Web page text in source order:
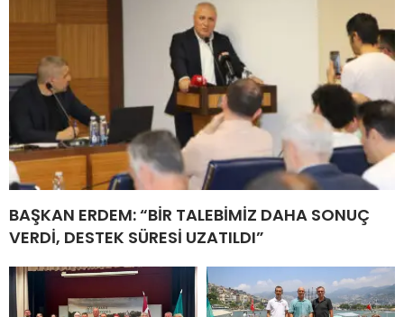
BAŞKAN ERDEM: “BİR TALEBİMİZ DAHA SONUÇ
VERDİ, DESTEK SÜRESİ UZATILDI”